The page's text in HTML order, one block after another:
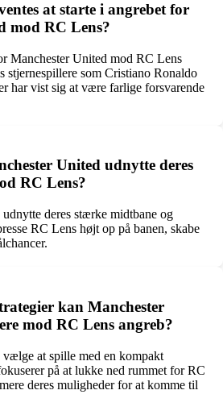
at starte i angrebet for
mod RC Lens?
Manchester United mod RC Lens
stjernespillere som Cristiano Ronaldo
har vist sig at være farlige forsvarende
United udnytte deres
RC Lens?
deres stærke midtbane og
RC Lens højt op på banen, skabe
kan Manchester
mod RC Lens angreb?
at spille med en kompakt
på at lukke ned rummet for RC
deres muligheder for at komme til